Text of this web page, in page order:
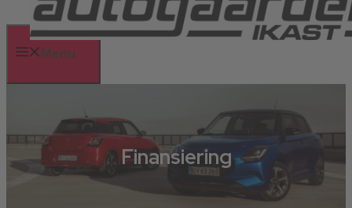
Menu
Finansiering